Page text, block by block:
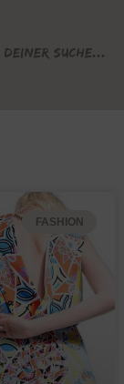
Suche...
FASHION